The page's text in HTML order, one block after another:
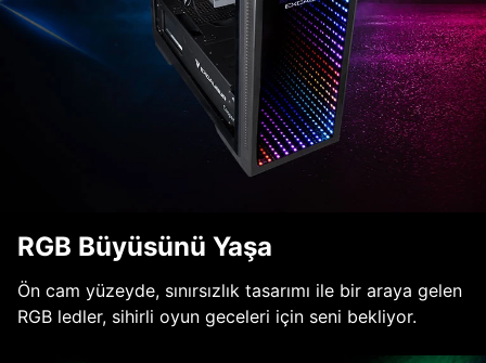
RGB Büyüsünü Yaşa
Ön cam yüzeyde, sınırsızlık tasarımı ile bir araya gelen
RGB ledler, sihirli oyun geceleri için seni bekliyor.